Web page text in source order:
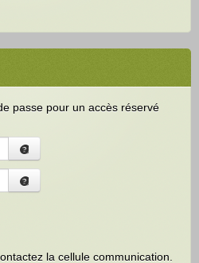
passe pour un accès réservé
la cellule communication.